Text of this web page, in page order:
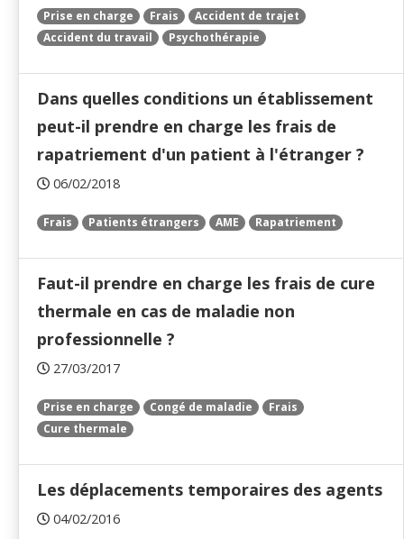
Prise en charge Frais
Accident de trajet
Accident du travail
Psychothérapie
Dans quelles conditions un établissement
peut-il prendre en charge les frais de
rapatriement d'un patient à l'étranger ?
06/02/2018
Frais Patients étrangers AME Rapatriement
Faut-il prendre en charge les frais de cure
thermale en cas de maladie non
professionnelle ?
27/03/2017
Prise en charge Congé de maladie
Frais
Cure thermale
Les déplacements temporaires des agents
04/02/2016